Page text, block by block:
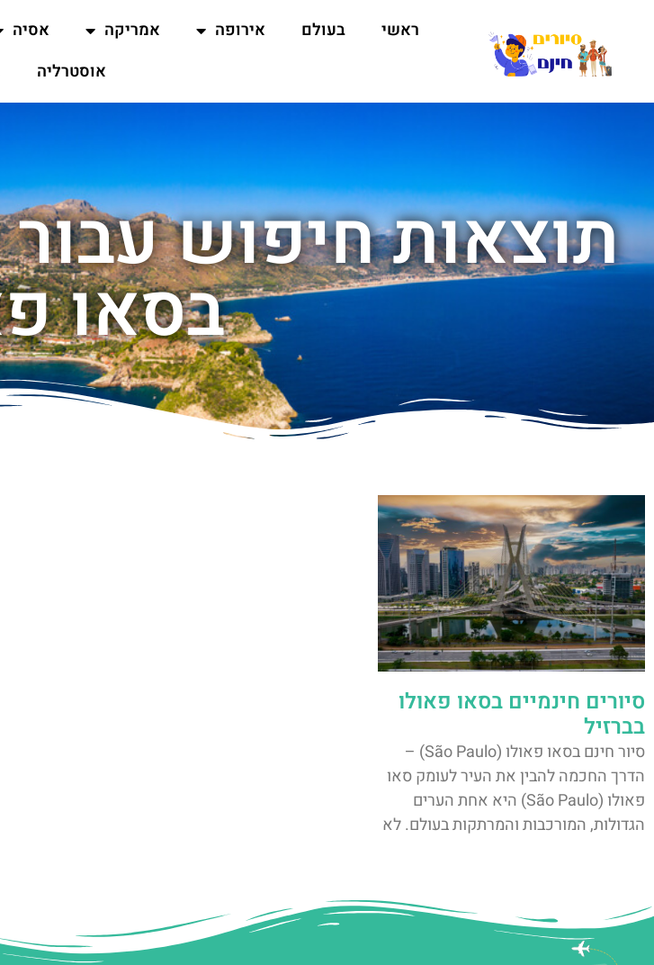
ראשי בעולם אירופה אמריקה אסיה
אוסטרליה
תוצאות חיפוש
בסאו
סיורים חינמיים בסאו פאולו
בברזיל
סיור חינם בסאו פאולו (São Paulo) –
הדרך החכמה להבין את העיר לעומק סאו
פאולו (São Paulo) היא אחת הערים
הגדולות, המורכבות והמרתקות בעולם. לא